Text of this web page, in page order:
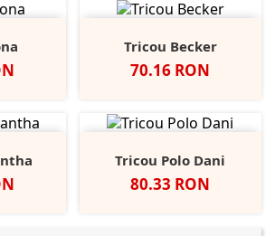
Tricou Becker
Pret
70.16 RON
Tricou Polo Dani
Pret
80.33 RON